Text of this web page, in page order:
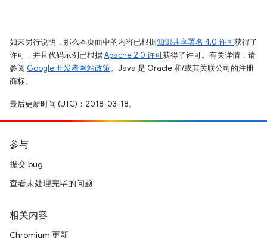
如未另行说明，那么本页面中的内容已根据知识共享署名 4.0 许可获得了
许可，并且代码示例已根据Apache 2.0 许可获得了许可。有关详情，请
参阅 Google 开发者网站政策。Java 是 Oracle 和/或其关联公司的注册
商标。
最后更新时间 (UTC)：2018-03-18。
参与
提交 bug
查看未处理完毕的问题
相关内容
Chromium 更新